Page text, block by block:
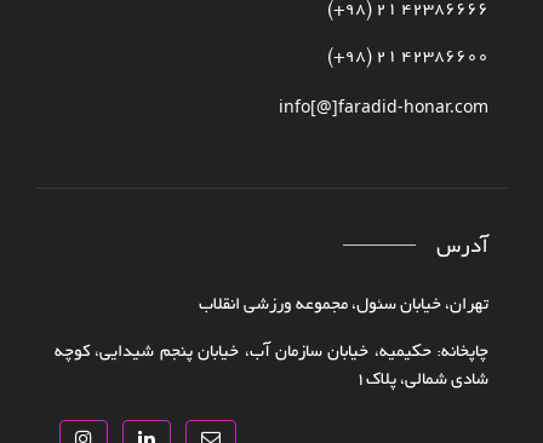
42386666 21 (98+)
42386600 21 (98+)
info[@]faradid-honar.com
آدرس
تهران، خیابان سئول، مجموعه ورزشی انقلاب
چاپخانه: حکیمیه، خیابان سازمان آب، خیابان پنجم شیدایی، کوچه
شادی شمالی، پلاک‌۱